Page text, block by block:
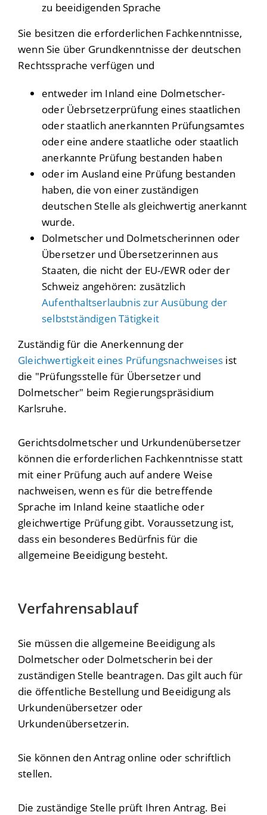
zu beeidigenden Sprache
Sie besitzen die erforderlichen Fachkenntnisse,
wenn Sie über Grundkenntnisse der deutschen
Rechtssprache verfügen und
entweder im Inland eine Dolmetscher-
oder Üebrsetzerprüfung eines staatlichen
oder staatlich anerkannten Prüfungsamtes
oder eine andere staatliche oder staatlich
anerkannte Prüfung bestanden haben
oder im Ausland eine Prüfung bestanden
haben, die von einer zuständigen
deutschen Stelle als gleichwertig anerkannt
wurde.
Dolmetscher und Dolmetscherinnen oder
Übersetzer und Übersetzerinnen aus
Staaten, die nicht der EU-/EWR oder der
Schweiz angehören: zusätzlich
Aufenthaltserlaubnis zur Ausübung der
selbstständigen Tätigkeit
Zuständig für die Anerkennung der
Gleichwertigkeit eines Prüfungsnachweises ist
die "Prüfungsstelle für Übersetzer und
Dolmetscher" beim Regierungspräsidium
Karlsruhe.
Gerichtsdolmetscher und Urkundenübersetzer
können die erforderlichen Fachkenntnisse statt
mit einer Prüfung auch auf andere Weise
nachweisen, wenn es für die betreffende
Sprache im Inland keine staatliche oder
gleichwertige Prüfung gibt. Voraussetzung ist,
dass ein besonderes Bedürfnis für die
allgemeine Beeidigung besteht.
Verfahrensablauf
Sie müssen die allgemeine Beeidigung als
Dolmetscher oder Dolmetscherin bei der
zuständigen Stelle beantragen. Das gilt auch für
die öffentliche Bestellung und Beeidigung als
Urkundenübersetzer oder
Urkundenübersetzerin.
Sie können den Antrag online oder schriftlich
stellen.
Die zuständige Stelle prüft Ihren Antrag. Bei